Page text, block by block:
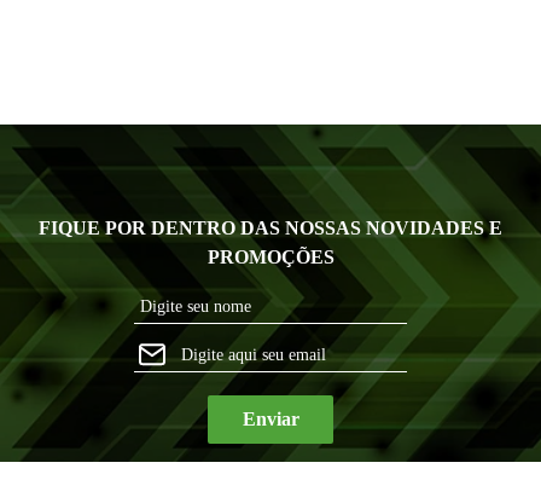
FIQUE POR DENTRO DAS NOSSAS NOVIDADES E
PROMOÇÕES
Enviar